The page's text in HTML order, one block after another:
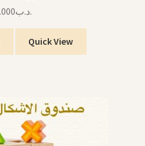
.د.ب
Quick View